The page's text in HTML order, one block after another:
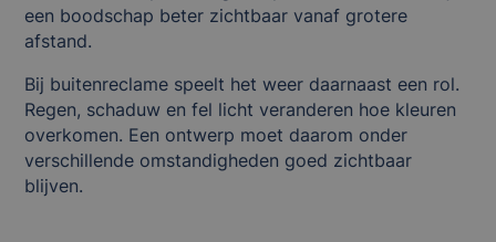
een boodschap beter zichtbaar vanaf grotere
afstand.
Bij buitenreclame speelt het weer daarnaast een rol.
Regen, schaduw en fel licht veranderen hoe kleuren
overkomen. Een ontwerp moet daarom onder
verschillende omstandigheden goed zichtbaar
blijven.